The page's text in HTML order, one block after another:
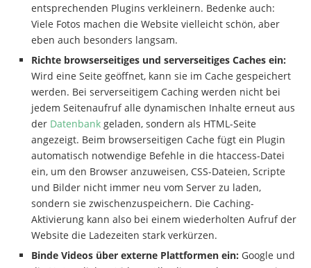
entsprechenden Plugins verkleinern. Bedenke auch:
Viele Fotos machen die Website vielleicht schön, aber
eben auch besonders langsam.
Richte browserseitiges und serverseitiges Caches ein:
Wird eine Seite geöffnet, kann sie im Cache gespeichert
werden. Bei serverseitigem Caching werden nicht bei
jedem Seitenaufruf alle dynamischen Inhalte erneut aus
der Datenbank geladen, sondern als HTML-Seite
angezeigt. Beim browserseitigen Cache fügt ein Plugin
automatisch notwendige Befehle in die htaccess-Datei
ein, um den Browser anzuweisen, CSS-Dateien, Scripte
und Bilder nicht immer neu vom Server zu laden,
sondern sie zwischenzuspeichern. Die Caching-
Aktivierung kann also bei einem wiederholten Aufruf der
Website die Ladezeiten stark verkürzen.
Binde Videos über externe Plattformen ein: Google und